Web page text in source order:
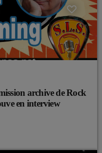
archive de Rock
en interview